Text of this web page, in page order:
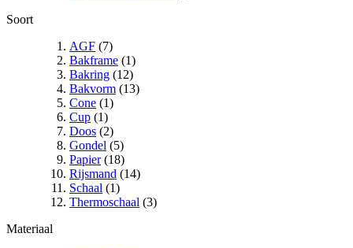
Soort
AGF (7)
Bakframe (1)
Bakring (12)
Bakvorm (13)
Cone (1)
Cup (1)
Doos (2)
Gondel (5)
Papier (18)
Rijsmand (14)
Schaal (1)
Thermoschaal (3)
Materiaal